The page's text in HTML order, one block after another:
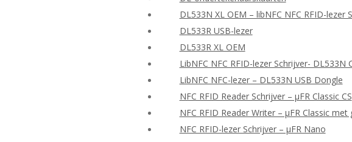
DL533N XL OEM – libNFC NFC RFID-lezer
DL533R USB-lezer
DL533R XL OEM
LibNFC NFC RFID-lezer Schrijver- DL533N
LibNFC NFC-lezer – DL533N USB Dongle
NFC RFID Reader Schrijver – μFR Classic CS
NFC RFID Reader Writer – μFR Classic
NFC RFID-lezer Schrijver – μFR Nano